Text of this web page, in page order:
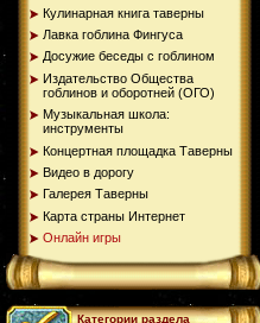
Кулинарная книга таверны
Лавка гоблина Фингуса
Досужие беседы с гоблином
Издательство Общества
гоблинов и оборотней (ОГО)
Музыкальная школа:
инструменты
Концертная площадка Таверны
Видео в дорогу
Галерея Таверны
Карта страны Интернет
Онлайн игры
Категории раздела